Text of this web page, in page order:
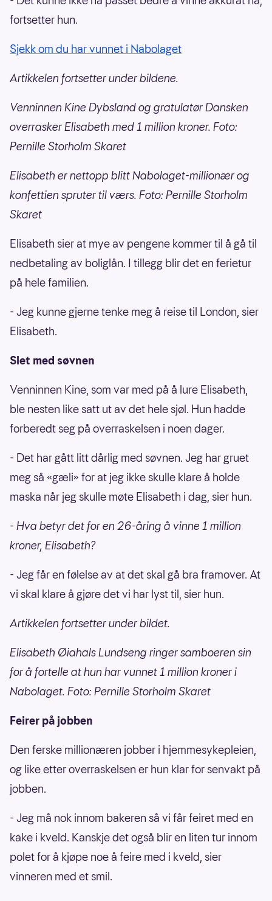
fortsetter hun.
Sjekk om du har vunnet i Nabolaget
Artikkelen fortsetter under bildene.
Venninnen Kine Dybsland og gratulatør Dansken
overrasker Elisabeth med 1 million kroner. Foto:
Pernille Storholm Skaret
Elisabeth er nettopp blitt Nabolaget-millionær og
konfettien spruter til værs. Foto: Pernille Storholm
Skaret
Elisabeth sier at mye av pengene kommer til å gå til
nedbetaling av boliglån. I tillegg blir det en ferietur
på hele familien.
- Jeg kunne gjerne tenke meg å reise til London, sier
Elisabeth.
Slet med søvnen
Venninnen Kine, som var med på å lure Elisabeth,
ble nesten like satt ut av det hele sjøl. Hun hadde
forberedt seg på overraskelsen i noen dager.
- Det har gått litt dårlig med søvnen. Jeg har gruet
meg så «gæli» for at jeg ikke skulle klare å holde
maska når jeg skulle møte Elisabeth i dag, sier hun.
- Hva betyr det for en 26-åring å vinne 1 million
kroner, Elisabeth?
- Jeg får en følelse av at det skal gå bra framover. At
vi skal klare å gjøre det vi har lyst til, sier hun.
Artikkelen fortsetter under bildet.
Elisabeth Øiahals Lundseng ringer samboeren sin
for å fortelle at hun har vunnet 1 million kroner i
Nabolaget. Foto: Pernille Storholm Skaret
Feirer på jobben
Den ferske millionæren jobber i hjemmesykepleien,
og like etter overraskelsen er hun klar for senvakt på
jobben.
- Jeg må nok innom bakeren så vi får feiret med en
kake i kveld. Kanskje det også blir en liten tur innom
polet for å kjøpe noe å feire med i kveld, sier
vinneren med et smil.